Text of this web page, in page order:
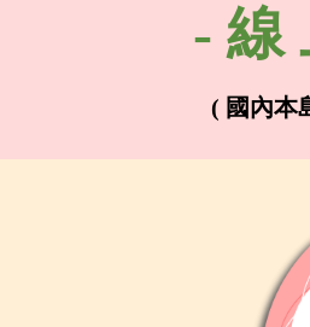
- 線
( 國內本島 & 離